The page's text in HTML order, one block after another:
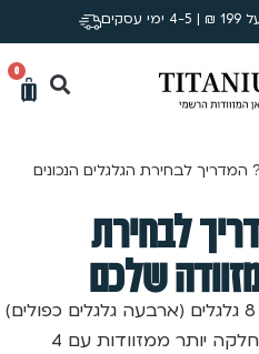
0
המדריך לבחירת הגלגלים הנכונים
לבחירת
שלכם
התשובה המהירה: מזוודות עם 8 גלגלים (ארבעה גלגלים כפולים)
מציעות יציבות, עמידות ותנועה חלקה יותר ממזוודות עם 4